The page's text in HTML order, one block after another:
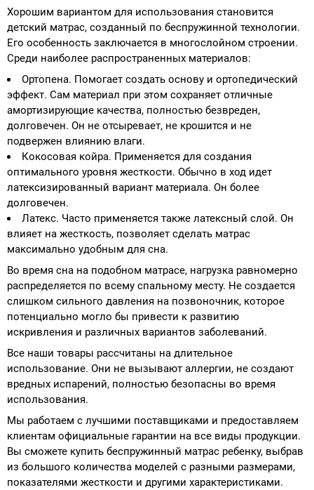
Хорошим вариантом для использования становится
детский матрас, созданный по беспружинной технологии.
Его особенность заключается в многослойном строении.
Среди наиболее распространенных материалов:
Ортопена. Помогает создать основу и ортопедический
эффект. Сам материал при этом сохраняет отличные
амортизирующие качества, полностью безвреден,
долговечен. Он не отсыревает, не крошится и не
подвержен влиянию влаги.
Кокосовая койра. Применяется для создания
оптимального уровня жесткости. Обычно в ход идет
латексизированный вариант материала. Он более
долговечен.
Латекс. Часто применяется также латексный слой. Он
влияет на жесткость, позволяет сделать матрас
максимально удобным для сна.
Во время сна на подобном матрасе, нагрузка равномерно
распределяется по всему спальному месту. Не создается
слишком сильного давления на позвоночник, которое
потенциально могло бы привести к развитию
искривления и различных вариантов заболеваний.
Все наши товары рассчитаны на длительное
использование. Они не вызывают аллергии, не создают
вредных испарений, полностью безопасны во время
использования.
Мы работаем с лучшими поставщиками и предоставляем
клиентам официальные гарантии на все виды продукции.
Вы сможете купить беспружинный матрас ребенку, выбрав
из большого количества моделей с разными размерами,
показателями жесткости и другими характеристиками.